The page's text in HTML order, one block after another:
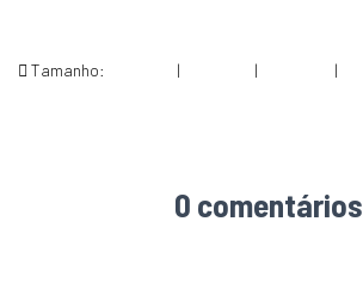
Tamanho: | | |
0 comentários